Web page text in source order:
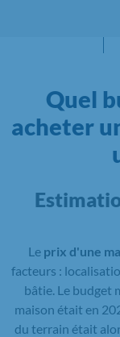
Quel
acheter
Le prix d'une
facteurs :
bâtie. Le budget
maison était en
du terrain était